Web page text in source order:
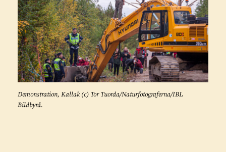
Demonstration, Kallak (c) Tor Tuorda/Naturfotograferna/IBL
Bildbyrå.